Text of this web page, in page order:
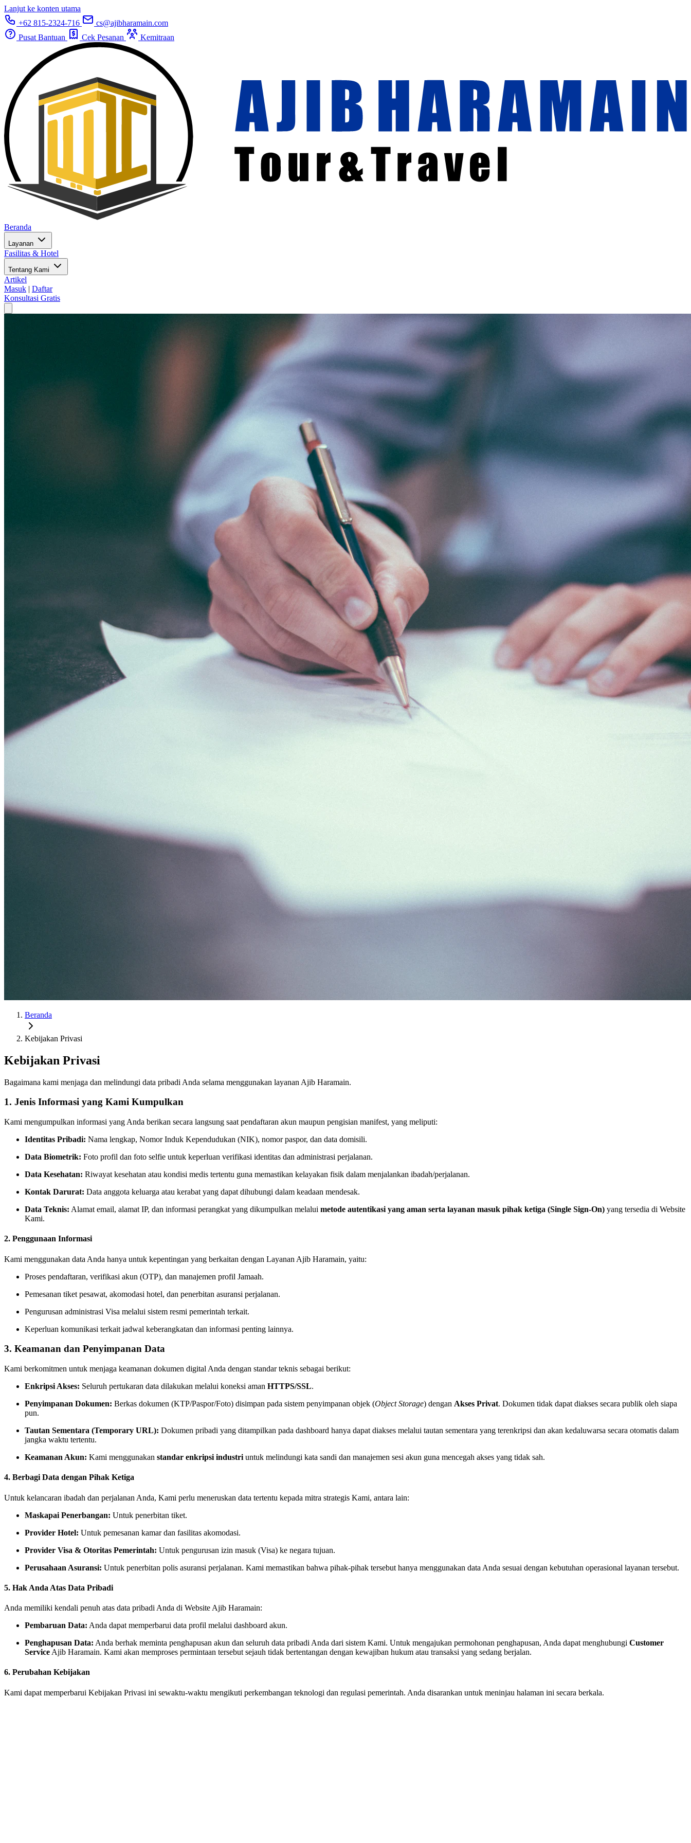
Lanjut ke konten utama
+62 815-2324-716
cs@ajibharamain.com
Pusat Bantuan
Cek Pesanan Kemitraan
Beranda
Layanan
Fasilitas & Hotel
Tentang Kami
Artikel
Masuk | Daftar
Konsultasi Gratis
Beranda
Kebijakan Privasi
Kebijakan Privasi
Bagaimana kami menjaga dan melindungi data pribadi Anda selama menggunakan layanan Ajib Haramain.
1. Jenis Informasi yang Kami Kumpulkan
Kami mengumpulkan informasi yang Anda berikan secara langsung saat pendaftaran akun maupun pengisian manifest, yang meliputi:
Identitas Pribadi: Nama lengkap, Nomor Induk Kependudukan (NIK), nomor paspor, dan data domisili.
Data Biometrik: Foto profil dan foto selfie untuk keperluan verifikasi identitas dan administrasi perjalanan.
Data Kesehatan: Riwayat kesehatan atau kondisi medis tertentu guna memastikan kelayakan fisik dalam menjalankan ibadah/perjalanan.
Kontak Darurat: Data anggota keluarga atau kerabat yang dapat dihubungi dalam keadaan mendesak.
Data Teknis: Alamat email, alamat IP, dan informasi perangkat yang dikumpulkan melalui metode autentikasi yang aman serta layanan masuk pihak ketiga (Single Sign-On) yang tersedia di Website
Kami.
2. Penggunaan Informasi
Kami menggunakan data Anda hanya untuk kepentingan yang berkaitan dengan Layanan Ajib Haramain, yaitu:
Proses pendaftaran, verifikasi akun (OTP), dan manajemen profil Jamaah.
Pemesanan tiket pesawat, akomodasi hotel, dan penerbitan asuransi perjalanan.
Pengurusan administrasi Visa melalui sistem resmi pemerintah terkait.
Keperluan komunikasi terkait jadwal keberangkatan dan informasi penting lainnya.
3. Keamanan dan Penyimpanan Data
Kami berkomitmen untuk menjaga keamanan dokumen digital Anda dengan standar teknis sebagai berikut:
Enkripsi Akses: Seluruh pertukaran data dilakukan melalui koneksi aman HTTPS/SSL.
Penyimpanan Dokumen: Berkas dokumen (KTP/Paspor/Foto) disimpan pada sistem penyimpanan objek (Object Storage) dengan Akses Privat. Dokumen tidak dapat diakses secara publik oleh siapa
pun.
Tautan Sementara (Temporary URL): Dokumen pribadi yang ditampilkan pada dashboard hanya dapat diakses melalui tautan sementara yang terenkripsi dan akan kedaluwarsa secara otomatis dalam
jangka waktu tertentu.
Keamanan Akun: Kami menggunakan standar enkripsi industri untuk melindungi kata sandi dan manajemen sesi akun guna mencegah akses yang tidak sah.
4. Berbagi Data dengan Pihak Ketiga
Untuk kelancaran ibadah dan perjalanan Anda, Kami perlu meneruskan data tertentu kepada mitra strategis Kami, antara lain:
Maskapai Penerbangan: Untuk penerbitan tiket.
Provider Hotel: Untuk pemesanan kamar dan fasilitas akomodasi.
Provider Visa & Otoritas Pemerintah: Untuk pengurusan izin masuk (Visa) ke negara tujuan.
Perusahaan Asuransi: Untuk penerbitan polis asuransi perjalanan. Kami memastikan bahwa pihak-pihak tersebut hanya menggunakan data Anda sesuai dengan kebutuhan operasional layanan tersebut.
5. Hak Anda Atas Data Pribadi
Anda memiliki kendali penuh atas data pribadi Anda di Website Ajib Haramain:
Pembaruan Data: Anda dapat memperbarui data profil melalui dashboard akun.
Penghapusan Data: Anda berhak meminta penghapusan akun dan seluruh data pribadi Anda dari sistem Kami. Untuk mengajukan permohonan penghapusan, Anda dapat menghubungi Customer
Service Ajib Haramain. Kami akan memproses permintaan tersebut sejauh tidak bertentangan dengan kewajiban hukum atau transaksi yang sedang berjalan.
6. Perubahan Kebijakan
Kami dapat memperbarui Kebijakan Privasi ini sewaktu-waktu mengikuti perkembangan teknologi dan regulasi pemerintah. Anda disarankan untuk meninjau halaman ini secara berkala.